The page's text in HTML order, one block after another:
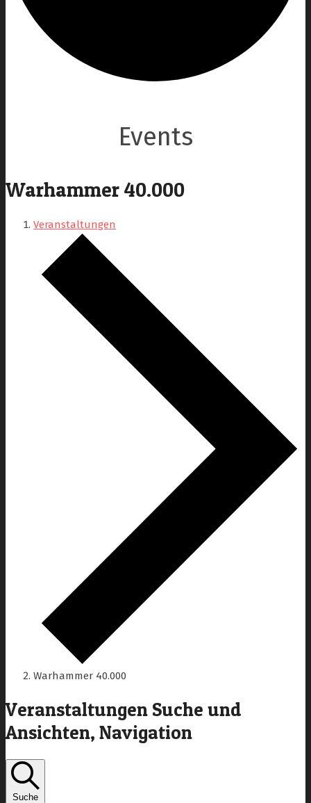
Events
Warhammer 40.000
Veranstaltungen
Warhammer 40.000
Veranstaltungen Suche und
Ansichten, Navigation
Suche